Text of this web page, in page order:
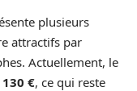
plusieurs
attractifs par
Actuellement, le
€, ce qui reste